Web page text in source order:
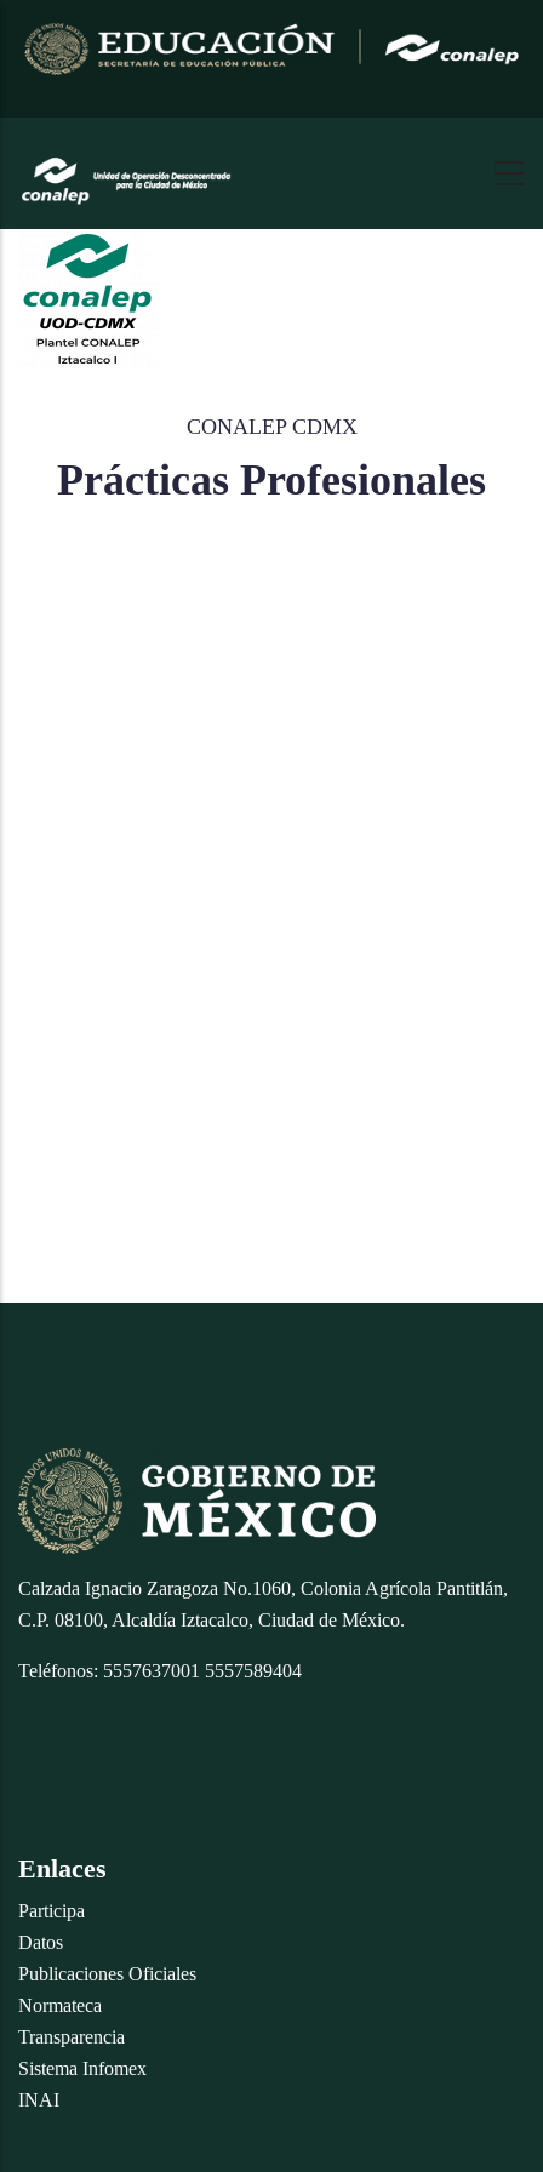
CONALEP CDMX
Prácticas Profesionales
Calzada Ignacio Zaragoza No.1060, Colonia Agrícola Pantitlán,
C.P. 08100, Alcaldía Iztacalco, Ciudad de México.
Teléfonos: 5557637001 5557589404
Enlaces
Participa
Datos
Publicaciones Oficiales
Normateca
Transparencia
Sistema Infomex
INAI